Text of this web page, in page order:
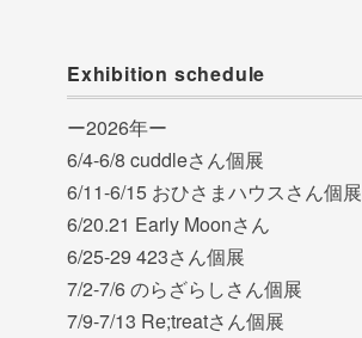
Exhibition schedule
ー2026年ー
6/4-6/8 cuddleさん個展
6/11-6/15 おひさまハウスさん個展
6/20.21 Early Moonさん
6/25-29 423さん個展
7/2-7/6 のらざらしさん個展
7/9-7/13 Re;treatさん個展